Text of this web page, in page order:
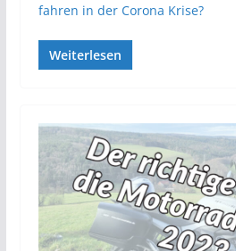
fahren in der Corona Krise?
Weiterlesen